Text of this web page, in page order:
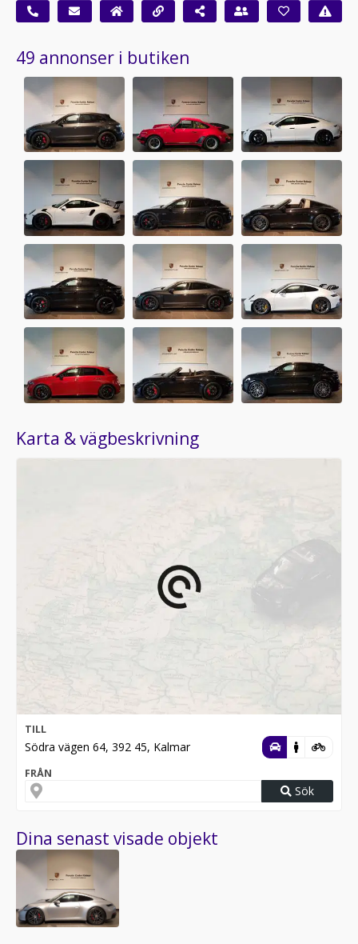
49 annonser i butiken
Karta & vägbeskrivning
TILL
Södra vägen 64, 392 45, Kalmar
FRÅN
Sök
Dina senast visade objekt